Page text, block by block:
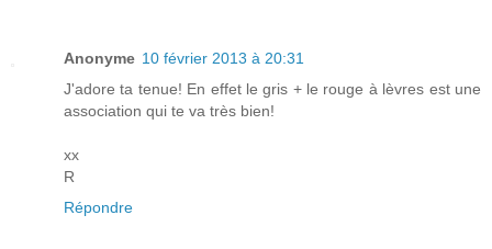
Anonyme 10 février 2013 à 20:31
J'adore ta tenue! En effet le gris + le rouge à lèvres est une
association qui te va très bien!
xx
R
Répondre